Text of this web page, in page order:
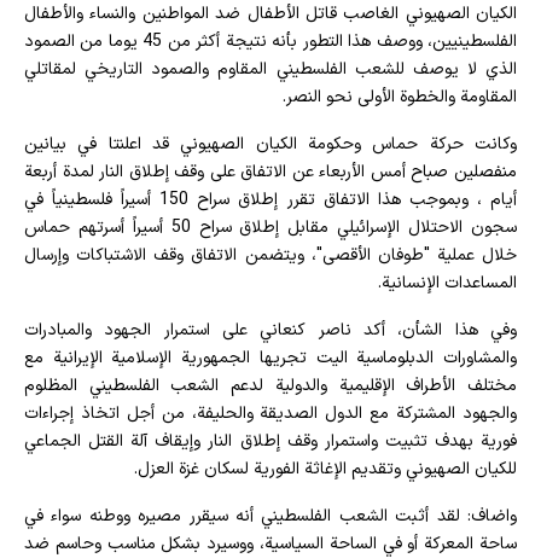
الكيان الصهيوني الغاصب قاتل الأطفال ضد المواطنين والنساء والأطفال
الفلسطينيين، ووصف هذا التطور بأنه نتيجة أكثر من 45 يوما من الصمود
الذي لا يوصف للشعب الفلسطيني المقاوم والصمود التاريخي لمقاتلي
المقاومة والخطوة الأولى نحو النصر.
وكانت حركة حماس وحكومة الكيان الصهيوني قد اعلنتا في بيانين
منفصلين صباح أمس الأربعاء عن الاتفاق على وقف إطلاق النار لمدة أربعة
أيام ، وبموجب هذا الاتفاق تقرر إطلاق سراح 150 أسيراً فلسطينياً في
سجون الاحتلال الإسرائيلي مقابل إطلاق سراح 50 أسيراً أسرتهم حماس
خلال عملية "طوفان الأقصى"، ويتضمن الاتفاق وقف الاشتباكات وإرسال
المساعدات الإنسانية.
وفي هذا الشأن، أكد ناصر كنعاني على استمرار الجهود والمبادرات
والمشاورات الدبلوماسية اليت تجريها الجمهورية الإسلامية الإيرانية مع
مختلف الأطراف الإقليمية والدولية لدعم الشعب الفلسطيني المظلوم
والجهود المشتركة مع الدول الصديقة والحليفة، من أجل اتخاذ إجراءات
فورية بهدف تثبيت واستمرار وقف إطلاق النار وإيقاف آلة القتل الجماعي
للكيان الصهيوني وتقديم الإغاثة الفورية لسكان غزة العزل.
واضاف: لقد أثبت الشعب الفلسطيني أنه سيقرر مصيره ووطنه سواء في
ساحة المعركة أو في الساحة السياسية، ووسيرد بشكل مناسب وحاسم ضد